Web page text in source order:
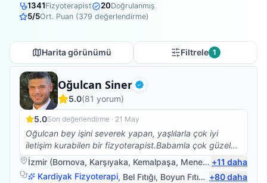
1341Fizyoterapist 20Doğrulanmış
5/5Ort. Puan (379 değerlendirme)
Harita görünümü Filtrele 1
Oğulcan Siner Doğrulanmış
Fizyoterapist
5.0(81 yorum)
5.0Son değerlendirme · 21 May
Oğulcan bey işini severek yapan, yaşlılarla çok iyi
iletişim kurabilen bir fizyoterapist.Babamla çok güzel
ilgilendi.Kendisine çok teşekkür ederim.☺️
İzmir (Bornova, Karşıyaka, Kemalpaşa, Menemen )
+11 daha
Kardiyak Fizyoterapi, Bel Fıtığı, Boyun Fıtığı ,Omuz Bağ
+80daha